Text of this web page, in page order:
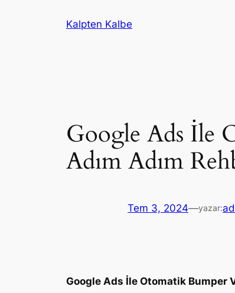
Kalpten Kalbe
Google Ads İle
Adım Adım
Tem 3, 2024—yazar:
Google Ads İle Otomatik Bumper